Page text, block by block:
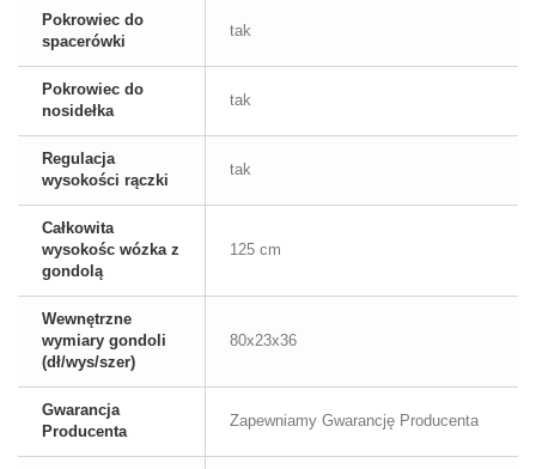
Pokrowiec do
spacerówki
tak
Pokrowiec do
nosidełka
tak
Regulacja
wysokości rączki
tak
Całkowita
wysokośc wózka z
gondolą
125 cm
Wewnętrzne
wymiary gondoli
(dł/wys/szer)
80x23x36
Gwarancja
Producenta
Zapewniamy Gwarancję Producenta